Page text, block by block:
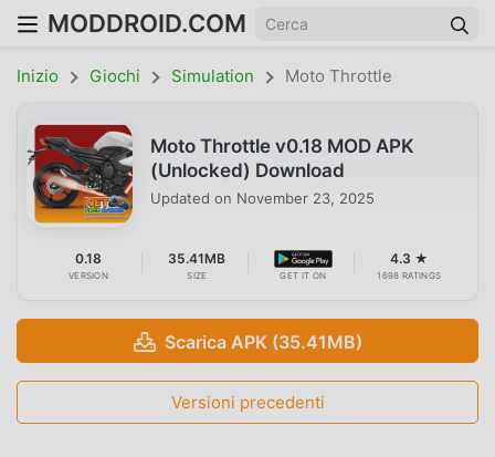
MODDROID.COM
Inizio Giochi Simulation Moto Throttle
Moto Throttle v0.18 MOD APK
(Unlocked) Download
Updated on November 23, 2025
0.18
VERSION
35.41MB
SIZE GET IT ON
4.3 ★
1698 RATINGS
Scarica APK (35.41MB)
Versioni precedenti